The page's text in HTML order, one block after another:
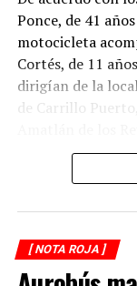
Ponce, de 41
motocicleta
Cortés, de 11
dirigían de la
de Carrillo
El accidente
impactó por
sobre la carpeta
Testigos
[ NOTA ROJA ]